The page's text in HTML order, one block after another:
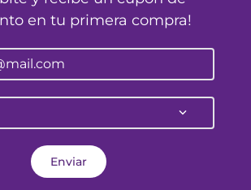
en tu primera compra!
Enviar